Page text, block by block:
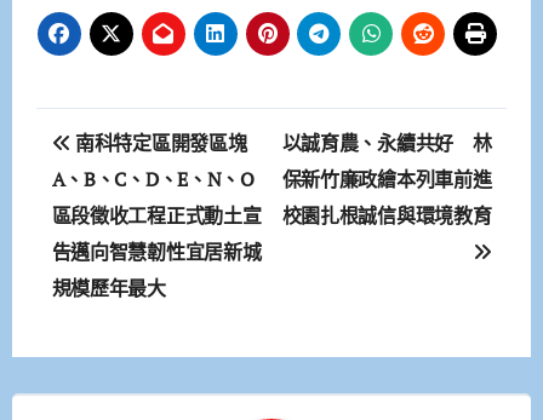
文
章
導
覽
南科特定區開發區塊
A、B、C、D、E、N、O
區段徵收工程正式動土宣
告邁向智慧韌性宜居新城
規模歷年最大
以誠育農、永續共好 林
保新竹廉政繪本列車前進
校園扎根誠信與環境教育